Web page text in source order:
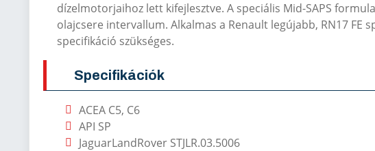
dízelmotorjaihoz lett kifejlesztve. A speciális Mid-SAPS
olajcsere intervallum. Alkalmas a Renault legújabb, RN17 FE
specifikáció szükséges.
Specifikációk
ACEA C5, C6
API SP
JaguarLandRover STJLR.03.5006